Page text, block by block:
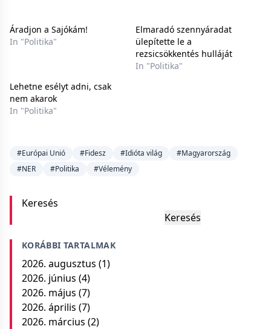
Áradjon a Sajókám!
In "Politika"
Elmaradó szennyáradat
ülepítette le a
rezsicsökkentés hulláját
In "Politika"
Lehetne esélyt adni, csak
nem akarok
In "Politika"
#Európai Unió #Fidesz #Idióta világ
#Magyarország
#NER
#Politika #Vélemény
Keresés
Keresés
KORÁBBI TARTALMAK
2026. augusztus (1)
2026. június (4)
2026. május (7)
2026. április (7)
2026. március (2)